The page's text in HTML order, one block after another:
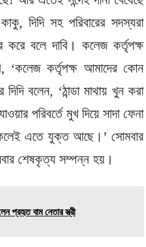
দিদি সহ পরিবারের সদস্যরা
বলে দাবি। কলেজ কর্তৃপক্ষ
‘কলেজ কর্তৃপক্ষ আমাদের কোন
বলেন, ‘ঠান্ডা মাথায় খুন করা
পরিবর্তে মুখ দিয়ে সাদা ফেনা
এতে যুক্ত আছে।’ সোমবার
শেষকৃত্য সম্পন্ন হয়।
প্রহৃত বাম নেতার স্ত্রী